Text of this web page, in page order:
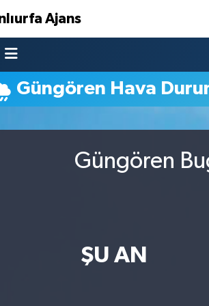
Ajans
Güngören Hava
Güngören
ŞU AN